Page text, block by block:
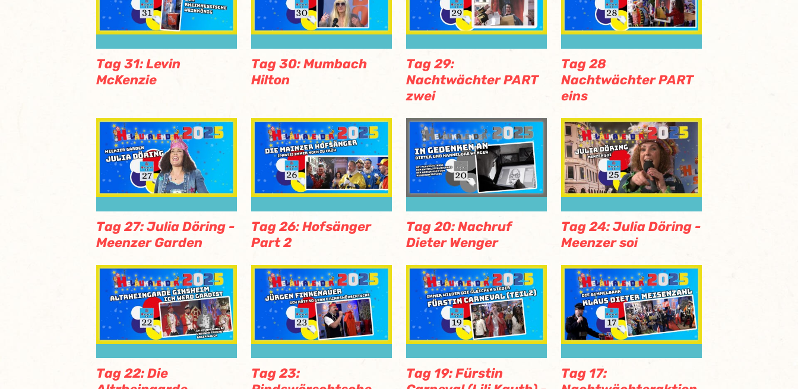
Tag 31: Levin
McKenzie
Tag 30: Mumbach
Hilton
Tag 29:
Nachtwächter PART
zwei
Tag 28
Nachtwächter PART
eins
Tag 27: Julia Döring -
Meenzer Garden
Tag 26: Hofsänger
Part 2
Tag 20: Nachruf
Dieter Wenger
Tag 24: Julia Döring -
Meenzer soi
Tag 22: Die
Tag 23:
Tag 19: Fürstin
Tag 17: